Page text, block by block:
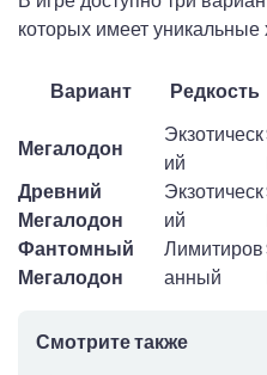
которых имеет уникальные
Вариант Редкость
Мегалодон
Экзотическ
ий
Древний
Мегалодон
Экзотическ
ий
Фантомный
Мегалодон
Лимитиров
анный
Смотрите также